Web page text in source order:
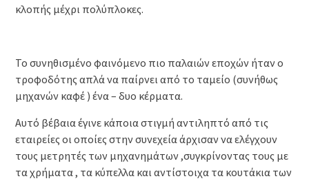
κλοπής μέχρι πολύπλοκες.
Το συνηθισμένο φαινόμενο πιο παλαιών εποχών ήταν ο
τροφοδότης απλά να παίρνει από το ταμείο (συνήθως
μηχανών καφέ ) ένα – δυο κέρματα.
Αυτό βέβαια έγινε κάποια στιγμή αντιληπτό από τις
εταιρείες οι οποίες στην συνεχεία άρχισαν να ελέγχουν
τους μετρητές των μηχανημάτων ,συγκρίνοντας τους με
τα χρήματα , τα κύπελλα και αντίστοιχα τα κουτάκια των